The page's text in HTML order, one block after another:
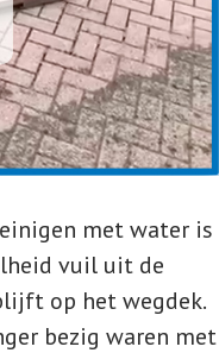
met water is
vuil uit de
op het wegdek.
bezig waren met